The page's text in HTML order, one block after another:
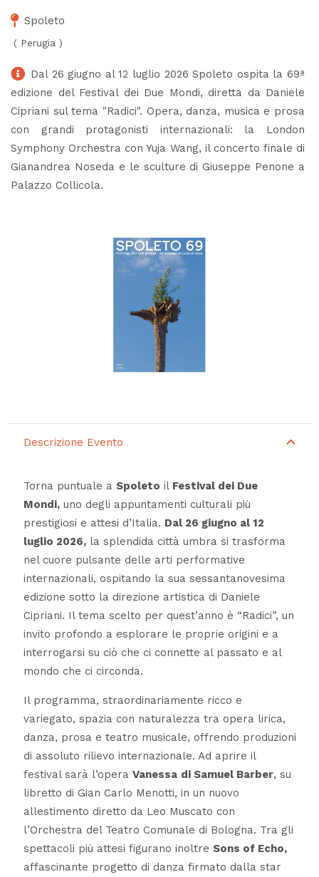
Spoleto
( Perugia )
Dal 26 giugno al 12 luglio 2026 Spoleto ospita la 69ª
edizione del Festival dei Due Mondi, diretta da Daniele
Cipriani sul tema "Radici". Opera, danza, musica e prosa
con grandi protagonisti internazionali: la London
Symphony Orchestra con Yuja Wang, il concerto finale di
Gianandrea Noseda e le sculture di Giuseppe Penone a
Palazzo Collicola.
Descrizione Evento
Torna puntuale a Spoleto il Festival dei Due
Mondi,uno degli appuntamenti culturali più
prestigiosi e attesi d’Italia. Dal 26 giugno al 12
luglio 2026,la splendida città umbra si trasforma
nel cuore pulsante delle arti performative
internazionali, ospitando la sua sessantanovesima
edizione sotto la direzione artistica di Daniele
Cipriani. Il tema scelto per quest’anno è “Radici”, un
invito profondo a esplorare le proprie origini e a
interrogarsi su ciò che ci connette al passato e al
mondo che ci circonda.
Il programma, straordinariamente ricco e
variegato, spazia con naturalezza tra opera lirica,
danza, prosa e teatro musicale, offrendo produzioni
di assoluto rilievo internazionale. Ad aprire il
festival sarà l’opera Vanessa di Samuel Barber, su
libretto di Gian Carlo Menotti, in un nuovo
allestimento diretto da Leo Muscato con
l’Orchestra del Teatro Comunale di Bologna. Tra gli
spettacoli più attesi figurano inoltre Sons of Echo,
affascinante progetto di danza firmato dalla star